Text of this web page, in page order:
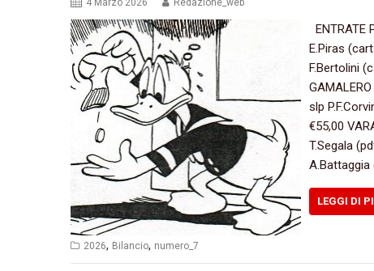
ENTRATE
E.Piras
F.Bertolini
slp
€55,00
T.Segala
A.Battaggia
LEGGI DI
2026, Bilancio, numero_7